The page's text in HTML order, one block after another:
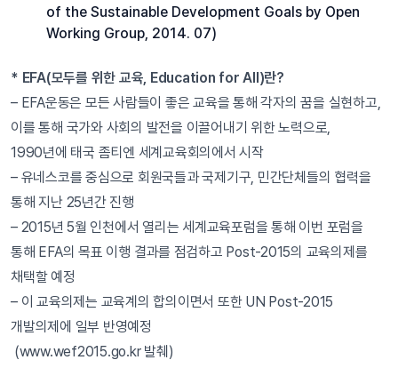
of the Sustainable Development Goals by Open
Working Group, 2014. 07)
* EFA(모두를 위한 교육, Education for All)란?
– EFA운동은 모든 사람들이 좋은 교육을 통해 각자의 꿈을 실현하고,
이를 통해 국가와 사회의 발전을 이끌어내기 위한 노력으로,
1990년에 태국 좀티엔 세계교육회의에서 시작
– 유네스코를 중심으로 회원국들과 국제기구, 민간단체들의 협력을
통해 지난 25년간 진행
– 2015년 5월 인천에서 열리는 세계교육포럼을 통해 이번 포럼을
통해 EFA의 목표 이행 결과를 점검하고 Post-2015의 교육의제를
채택할 예정
– 이 교육의제는 교육계의 합의이면서 또한 UN Post-2015
개발의제에 일부 반영예정
(www.wef2015.go.kr 발췌)